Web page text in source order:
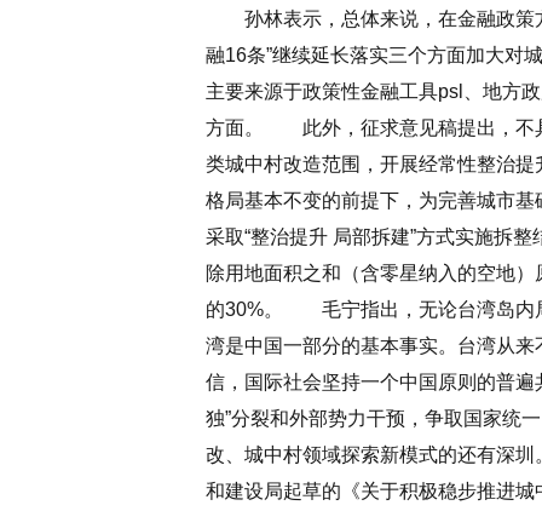
孙林表示，总体来说，在金融政策
融16条”继续延长落实三个方面加大对
主要来源于政策性金融工具psl、地方
方面。
此外，征求意见稿提出，不
类城中村改造范围，开展经常性整治
格局基本不变的前提下，为完善城市
采取“整治提升 局部拆建”方式实施拆
除用地面积之和（含零星纳入的空地
的30%。
毛宁指出，无论台湾岛内
湾是中国一部分的基本事实。台湾从
信，国际社会坚持一个中国原则的普
独”分裂和外部势力干预，争取国家统
改、城中村领域探索新模式的还有深
和建设局起草的《关于积极稳步推进